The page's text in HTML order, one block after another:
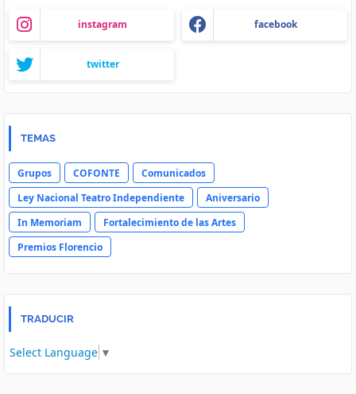
instagram facebook
twitter
TEMAS
Grupos COFONTE
Comunicados
Ley Nacional Teatro Independiente
Aniversario
In Memoriam
Fortalecimiento de las Artes
Premios Florencio
TRADUCIR
Select Language ▼